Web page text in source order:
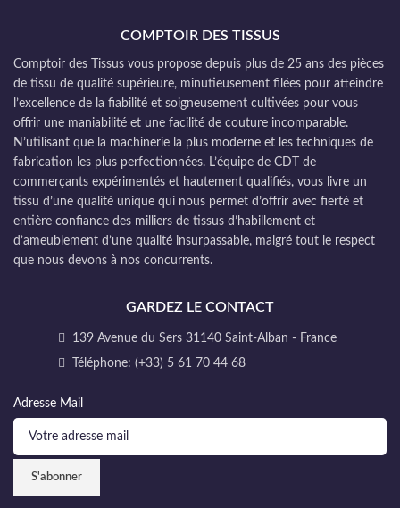
COMPTOIR DES TISSUS
Comptoir des Tissus vous propose depuis plus de 25 ans des pièces
de tissu de qualité supérieure, minutieusement filées pour atteindre
l’excellence de la fiabilité et soigneusement cultivées pour vous
offrir une maniabilité et une facilité de couture incomparable.
N’utilisant que la machinerie la plus moderne et les techniques de
fabrication les plus perfectionnées. L’équipe de CDT de
commerçants expérimentés et hautement qualifiés, vous livre un
tissu d’une qualité unique qui nous permet d’offrir avec fierté et
entière confiance des milliers de tissus d’habillement et
d’ameublement d’une qualité insurpassable, malgré tout le respect
que nous devons à nos concurrents.
GARDEZ LE CONTACT
139 Avenue du Sers 31140 Saint-Alban - France
Téléphone: (+33) 5 61 70 44 68
Adresse Mail